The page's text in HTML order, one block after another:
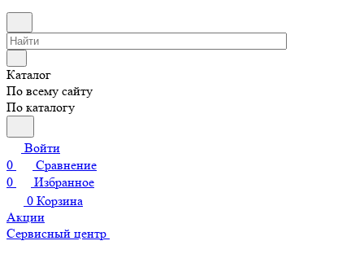
Каталог
По всему сайту
По каталогу
Войти
0
Сравнение
0
Избранное
0 Корзина
Акции
Сервисный центр